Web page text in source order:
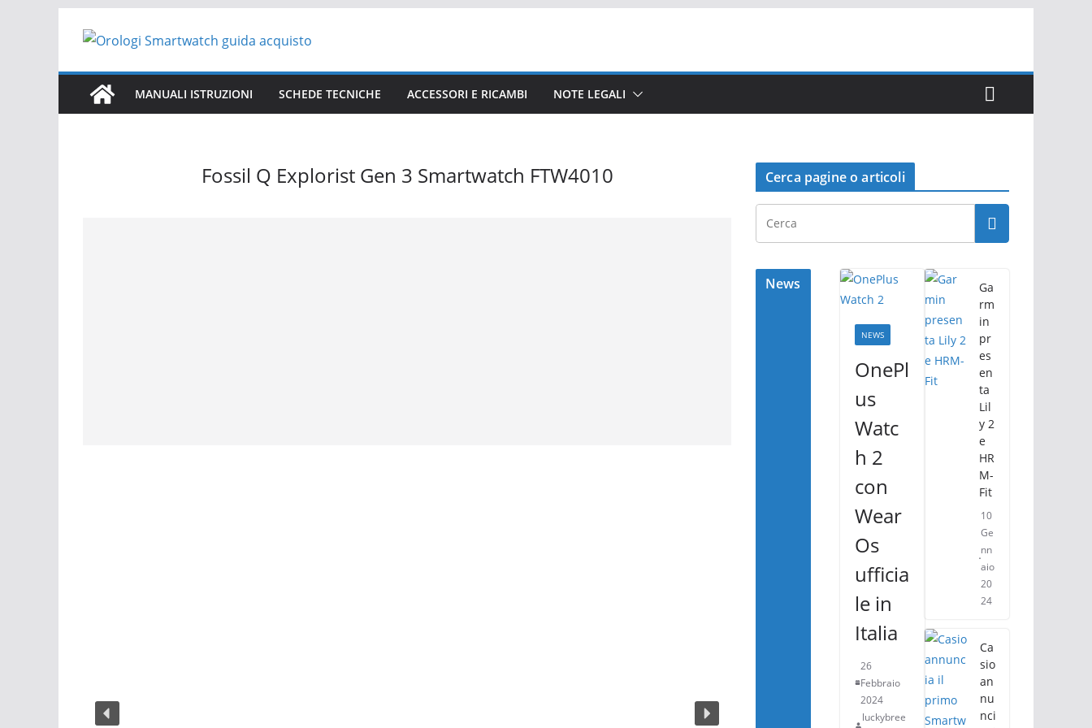
MANUALI ISTRUZIONI SCHEDE TECNICHE ACCESSORI E RICAMBI NOTE LEGALI
Fossil Q Explorist Gen 3 Smartwatch FTW4010 Cerca pagine o articoli
News
NEWS
OnePl
us
Watc
h 2
con
Wear
Os
ufficia
le in
Italia
26
Febbraio
2024
luckybree
Ga
rm
in
pr
es
en
ta
Lil
y 2
e
HR
M-
Fit
10
Ge
nn
aio
20
24
Ca
sio
an
nu
nci